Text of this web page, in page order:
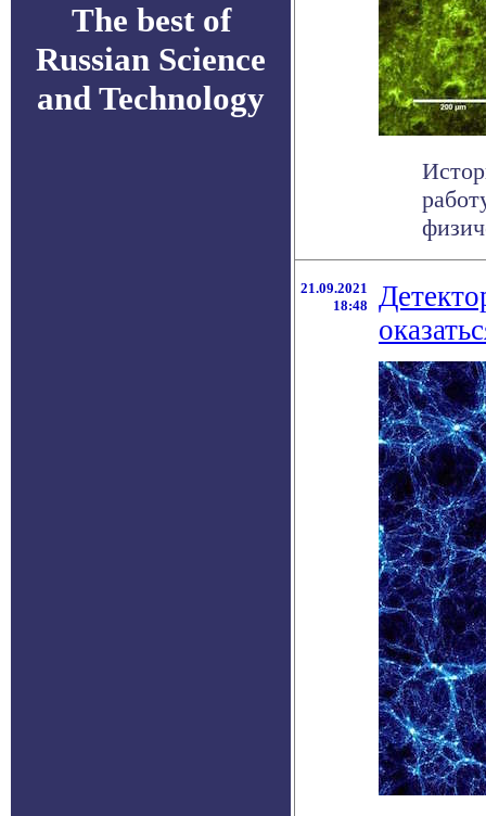
The best of
Russian Science
and Technology
21.09.2021
18:48